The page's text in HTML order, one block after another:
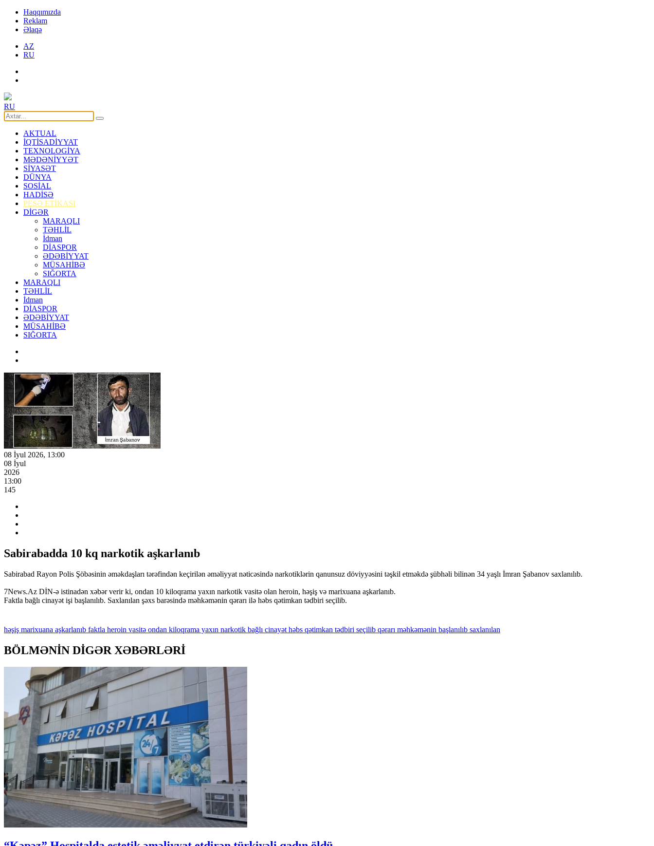
Haqqımızda
Reklam
Əlaqə
AZ
RU
RU
AKTUAL
İQTİSADİYYAT
TEXNOLOGİYA
MƏDƏNİYYƏT
SİYASƏT
DÜNYA
SOSİAL
HADİSƏ
PEŞƏ ETİKASI
DİGƏR
MARAQLI
TƏHLİL
İdman
DİASPOR
ƏDƏBİYYAT
MÜSAHİBƏ
SIĞORTA
MARAQLI
TƏHLİL
İdman
DİASPOR
ƏDƏBİYYAT
MÜSAHİBƏ
SIĞORTA
08 İyul 2026, 13:00
08 İyul
2026
13:00
145
Sabirabadda 10 kq narkotik aşkarlanıb
Sabirabad Rayon Polis Şöbəsinin əməkdaşları tərəfindən keçirilən əməliyyat nəticəsində narkotiklərin qanunsuz döviyyəsini təşkil etməkdə şübhəli bilinən 34 yaşlı İmran Şabanov saxlanılıb.
7News.Az DİN-ə istinadən xəbər verir ki, ondan 10 kiloqrama yaxın narkotik vasitə olan heroin, həşiş və marixuana aşkarlanıb.
Faktla bağlı cinayət işi başlanılıb. Saxlanılan şəxs barəsində məhkəmənin qərarı ilə həbs qətimkan tədbiri seçilib.
həşiş marixuana aşkarlanıb faktla heroin vasitə ondan kiloqrama yaxın narkotik bağlı cinayət həbs qətimkan tədbiri seçilib qərarı məhkəmənin başlanılıb saxlanılan
BÖLMƏNİN DİGƏR XƏBƏRLƏRİ